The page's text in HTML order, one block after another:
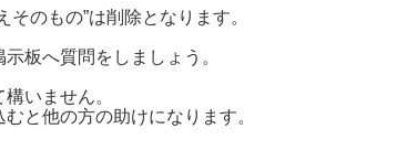
のもの”は削除となります。
板へ質問をしましょう。
いません。
と他の方の助けになります。